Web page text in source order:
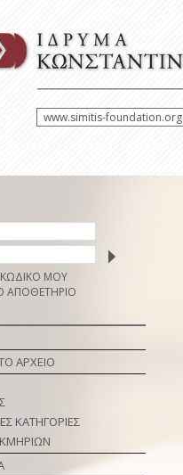
www.simitis-foundation.org
ΜΟΥ
ΑΠΟΘΕΤΗΡΙΟ
ΑΡΧΕΙΟ
ΚΑΤΗΓΟΡΙΕΣ